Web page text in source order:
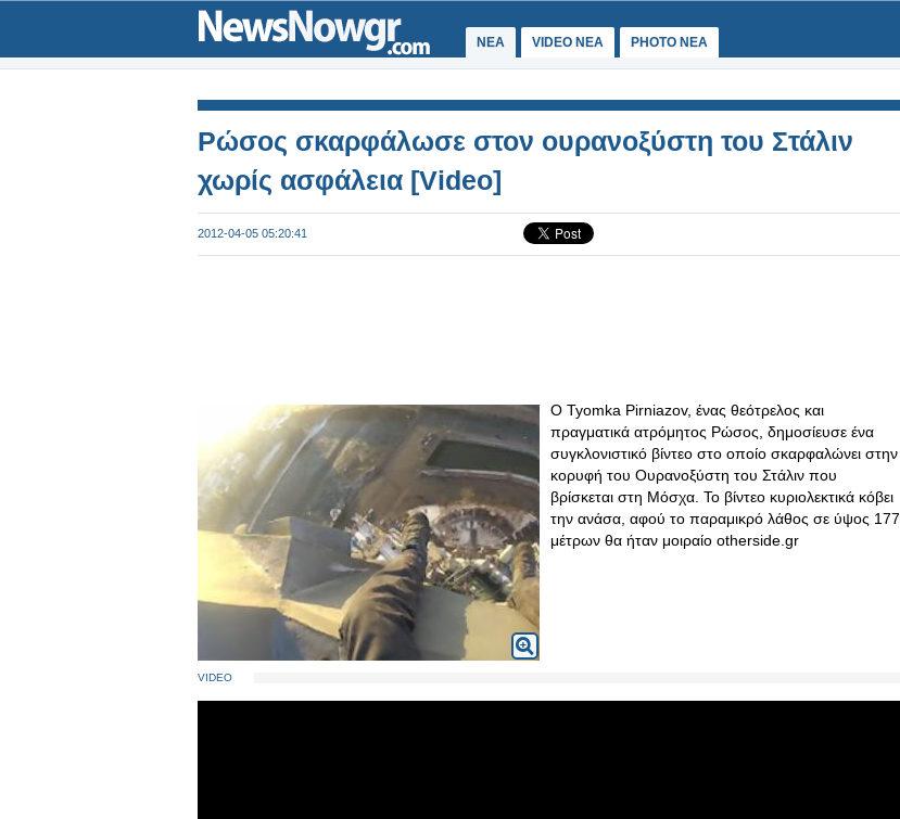
ΝΕΑ VIDEO NEA PHOTO NEA
Ρώσος σκαρφάλωσε στον ουρανοξύστη του Στάλιν
χωρίς ασφάλεια [Video]
2012-04-05 05:20:41
Ο Tyomka Pirniazov, ένας θεότρελος και
πραγματικά ατρόμητος Ρώσος, δημοσίευσε ένα
συγκλονιστικό βίντεο στο οποίο σκαρφαλώνει στην
κορυφή του Ουρανοξύστη του Στάλιν που
βρίσκεται στη Μόσχα. Το βίντεο κυριολεκτικά κόβει
την ανάσα, αφού το παραμικρό λάθος σε ύψος 177
μέτρων θα ήταν μοιραίο otherside.gr
VIDEO